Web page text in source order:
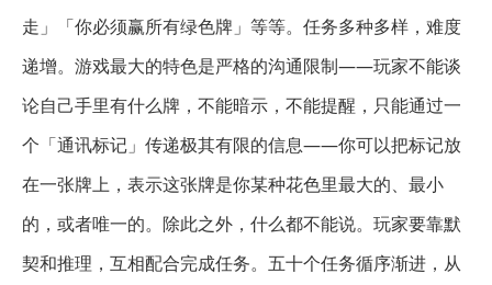
走」「你必须赢所有绿色牌」等等。任务多种多样，难度
递增。游戏最大的特色是严格的沟通限制——玩家不能谈
论自己手里有什么牌，不能暗示，不能提醒，只能通过一
个「通讯标记」传递极其有限的信息——你可以把标记放
在一张牌上，表示这张牌是你某种花色里最大的、最小
的，或者唯一的。除此之外，什么都不能说。玩家要靠默
契和推理，互相配合完成任务。五十个任务循序渐进，从